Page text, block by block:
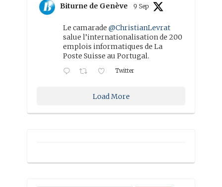
Biturne de Genève 9 Sep
Le camarade @ChristianLevrat
salue l’internationalisation de 200
emplois informatiques de La
Poste Suisse au Portugal.
Twitter
Load More